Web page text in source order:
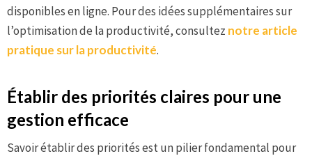
disponibles en ligne. Pour des idées supplémentaires sur
l’optimisation de la productivité, consultez notre article
pratique sur la productivité.
Établir des priorités claires pour une
gestion efficace
Savoir établir des priorités est un pilier fondamental pour